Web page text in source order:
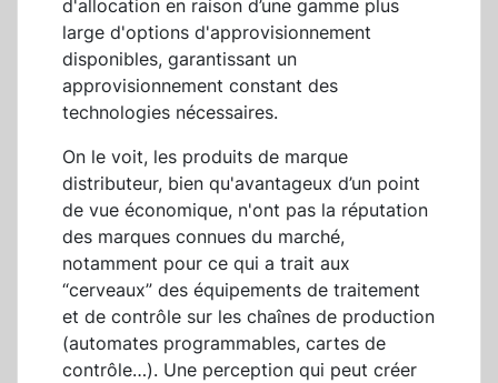
d'allocation en raison d’une gamme plus
large d'options d'approvisionnement
disponibles, garantissant un
approvisionnement constant des
technologies nécessaires.
On le voit, les produits de marque
distributeur, bien qu'avantageux d’un point
de vue économique, n'ont pas la réputation
des marques connues du marché,
notamment pour ce qui a trait aux
“cerveaux” des équipements de traitement
et de contrôle sur les chaînes de production
(automates programmables, cartes de
contrôle…). Une perception qui peut créer